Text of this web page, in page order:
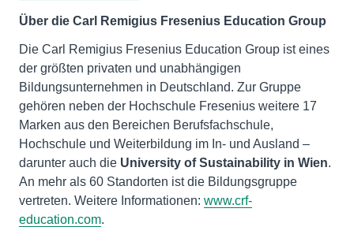
Über die Carl Remigius Fresenius Education Group
Die Carl Remigius Fresenius Education Group ist eines
der größten privaten und unabhängigen
Bildungsunternehmen in Deutschland. Zur Gruppe
gehören neben der Hochschule Fresenius weitere 17
Marken aus den Bereichen Berufsfachschule,
Hochschule und Weiterbildung im In- und Ausland –
darunter auch die University of Sustainability in Wien.
An mehr als 60 Standorten ist die Bildungsgruppe
vertreten. Weitere Informationen: www.crf-
education.com.